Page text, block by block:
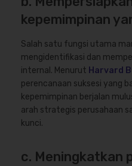
kepemimpinan
Salah satu fungsi utama
mengidentifikasi dan
internal. Menurut Harvard
perencanaan suksesi yang
kepemimpinan berjalan
arah strategis perusahaan
kunci.
c. Meningkatkan